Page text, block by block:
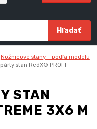
Hľadať
Nožnicové stany - podľa modelu
stan RedX® PROFI
STAN
3X6 M